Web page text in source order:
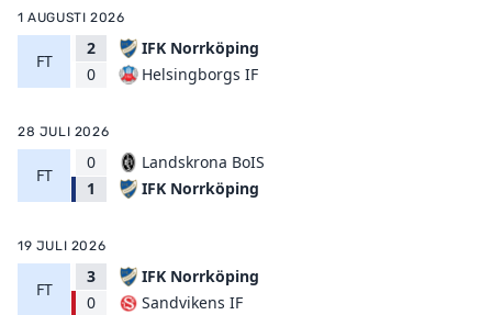
1 AUGUSTI 2026
FT
2
0
IFK Norrköping
Helsingborgs IF
28 JULI 2026
FT
0
1
Landskrona BoIS
IFK Norrköping
19 JULI 2026
FT
3
0
IFK Norrköping
Sandvikens IF